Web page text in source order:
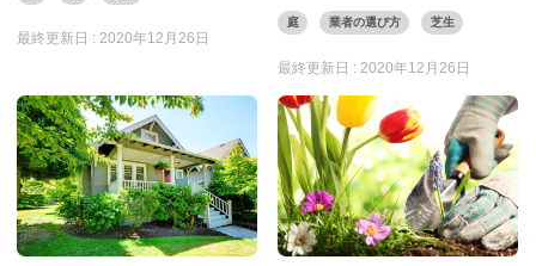
最終更新日 : 2020年12月26日
庭 業者の選び方 芝生
最終更新日 :2020年12月26日